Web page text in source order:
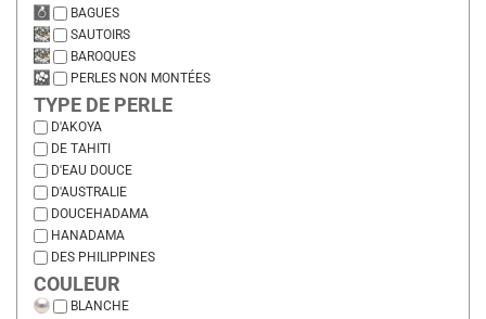
BAGUES
SAUTOIRS
BAROQUES
PERLES NON MONTÉES
TYPE DE PERLE
D'AKOYA
DE TAHITI
D'EAU DOUCE
D'AUSTRALIE
DOUCEHADAMA
HANADAMA
DES PHILIPPINES
COULEUR
BLANCHE